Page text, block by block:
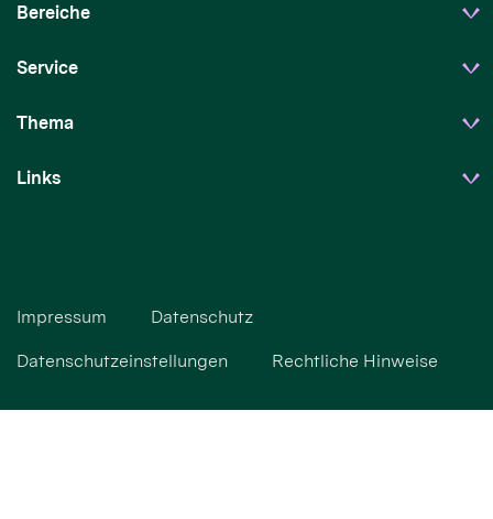
Bereiche
Service
Thema
Links
Impressum Datenschutz
Datenschutzeinstellungen Rechtliche Hinweise